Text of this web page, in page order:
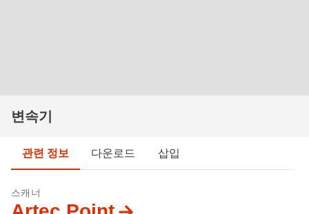
변속기
관련 정보 다운로드 삽입
스캐너